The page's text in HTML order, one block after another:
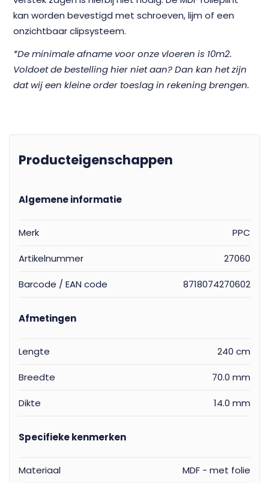
kan worden bevestigd met schroeven, lijm of een
onzichtbaar clipsysteem.
*De minimale afname voor onze vloeren is 10m2.
Voldoet de bestelling hier niet aan? Dan kan het zijn
dat wij een kleine order toeslag in rekening brengen.
Producteigenschappen
Algemene informatie
Merk PPC
Artikelnummer 27060
Barcode / EAN code 8718074270602
Afmetingen
Lengte 240 cm
Breedte 70.0 mm
Dikte 14.0 mm
Specifieke kenmerken
Materiaal MDF - met folie